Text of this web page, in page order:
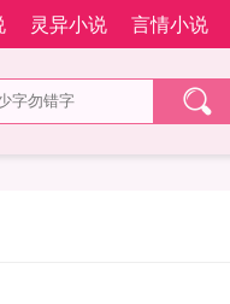
灵异小说 言情小说